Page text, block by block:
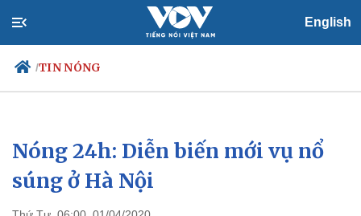
English
/TIN NÓNG
Chính trị
Đảng
Tổ chức nhân sự
Xã hội
Nóng 24h: Diễn biến mới vụ nổ
súng ở Hà Nội